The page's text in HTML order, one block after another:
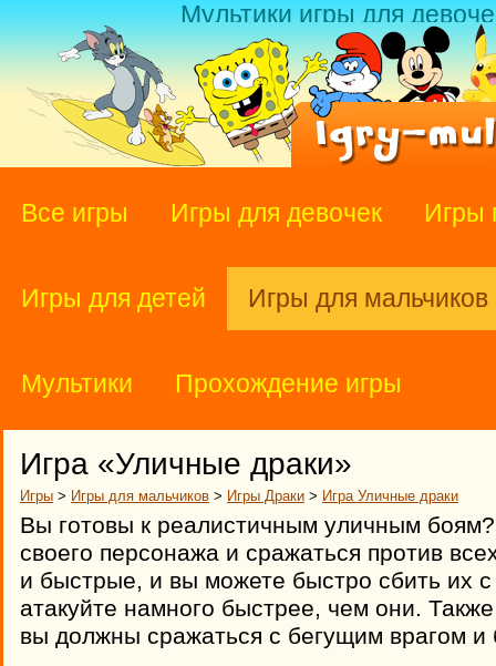
Мультики игры для
Все игры Игры для девочек Игры
Игры для детей Игры для мальчиков
Мультики Прохождение игры
Игра «Уличные драки»
Игры > Игры для мальчиков > Игры Драки > Игра Уличные драки
Вы готовы к реалистичным уличным
своего персонажа и сражаться против
и быстрые, и вы можете быстро сбить их с
атакуйте намного быстрее, чем они.
вы должны сражаться с бегущим врагом и